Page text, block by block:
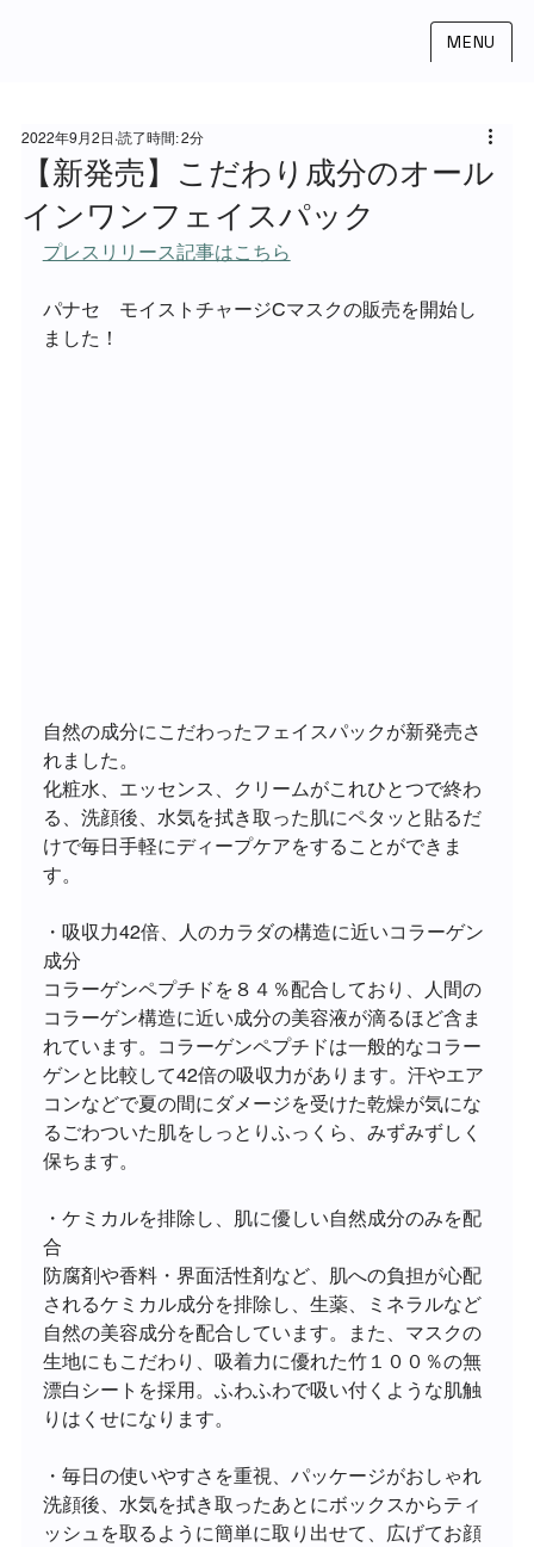
MENU
【新発売】こだわり成分のオール
インワンフェイスパック
2022年9月2日 読了時間: 2分
プレスリリース記事はこちら
パナセ　モイストチャージCマスクの販売を開始し
ました！
自然の成分にこだわったフェイスパックが新発売さ
れました。
化粧水、エッセンス、クリームがこれひとつで終わ
る、洗顔後、水気を拭き取った肌にペタッと貼るだ
けで毎日手軽にディープケアをすることができま
す。
・吸収力42倍、人のカラダの構造に近いコラーゲン
成分
コラーゲンペプチドを８４％配合しており、人間の
コラーゲン構造に近い成分の美容液が滴るほど含ま
れています。コラーゲンペプチドは一般的なコラー
ゲンと比較して42倍の吸収力があります。汗やエア
コンなどで夏の間にダメージを受けた乾燥が気にな
るごわついた肌をしっとりふっくら、みずみずしく
保ちます。
・ケミカルを排除し、肌に優しい自然成分のみを配
合
防腐剤や香料・界面活性剤など、肌への負担が心配
されるケミカル成分を排除し、生薬、ミネラルなど
自然の美容成分を配合しています。また、マスクの
生地にもこだわり、吸着力に優れた竹１００％の無
漂白シートを採用。ふわふわで吸い付くような肌触
りはくせになります。
・毎日の使いやすさを重視、パッケージがおしゃれ
洗顔後、水気を拭き取ったあとにボックスからティ
ッシュを取るように簡単に取り出せて、広げてお顔